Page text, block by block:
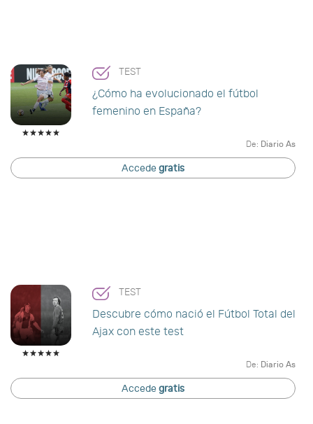
TEST
¿Cómo ha evolucionado el fútbol
femenino en España?
De: Diario As
Accede gratis
TEST
Descubre cómo nació el Fútbol Total del
Ajax con este test
De: Diario As
Accede gratis